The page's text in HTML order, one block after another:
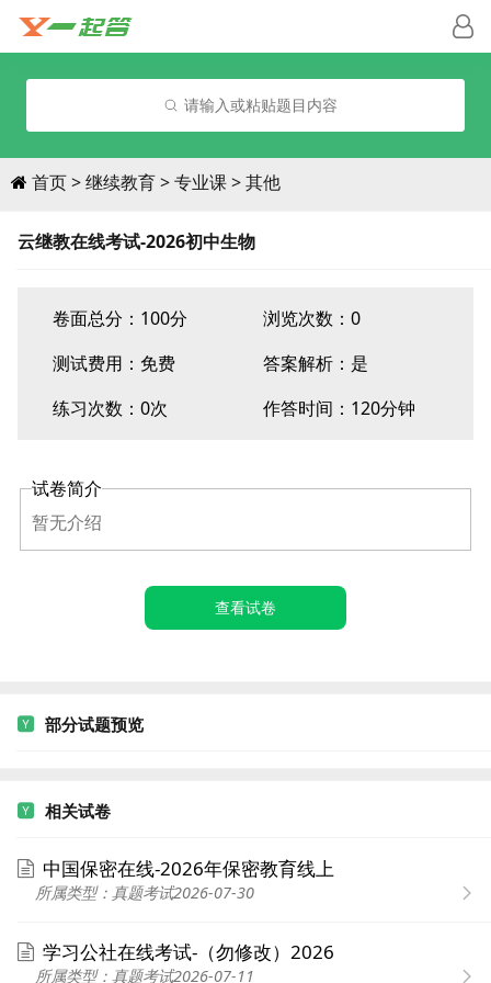
请输入或粘贴题目内容
首页 继续教育 专业课 其他
云继教在线考试-2026初中生物
卷面总分：100分
浏览次数：0
测试费用： 免费
答案解析：是
练习次数：0次
作答时间：120分钟
试卷简介
暂无介绍
查看试卷
部分试题预览
相关试卷
中国保密在线-2026年保密教育线上
所属类型：真题考试2026-07-30
学习公社在线考试-（勿修改）2026
所属类型：真题考试2026-07-11